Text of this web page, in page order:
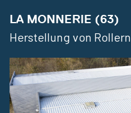
LA MONNERIE (63)
Herstellung von Rollern